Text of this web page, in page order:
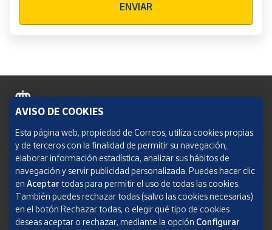
ENVIAR
Política de cookies
Aviso legal
Condiciones del servicio
Política de Privacidad Web
AVISO DE COOKIES
Esta página web, propiedad de Correos, utiliza cookies propias
y de terceros con la finalidad de permitir su navegación,
elaborar información estadística, analizar sus hábitos de
navegación y servir publicidad personalizada. Puedes hacer clic
en Aceptar todas para permitir el uso de todas las cookies.
También puedes rechazar todas (salvo las cookies necesarias)
en el botón Rechazar todas, o elegir qué tipo de cookies
deseas aceptar o rechazar, mediante la opción Configurar